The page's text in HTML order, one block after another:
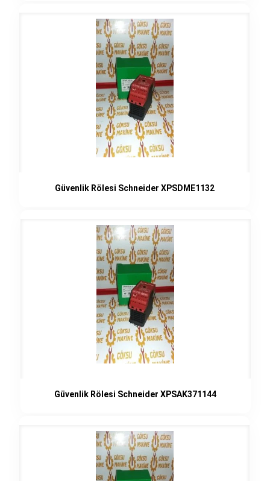
Güvenlik Rölesi Schneider XPSDME1132
Güvenlik Rölesi Schneider XPSAK371144